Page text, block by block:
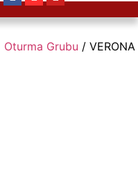
Oturma Grubu / VERONA